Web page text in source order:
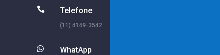
 Telefone
(11) 4149-3542
 WhatApp